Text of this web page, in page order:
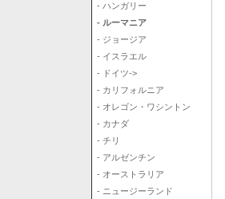
- ハンガリー
- ルーマニア
- ジョージア
- イスラエル
- ドイツ->
- カリフォルニア
- オレゴン・ワシントン
- カナダ
- チリ
- アルゼンチン
- オーストラリア
- ニュージーランド